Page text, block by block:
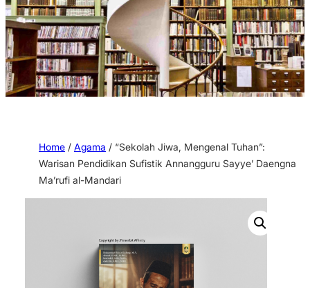
Home / Agama / “Sekolah Jiwa, Mengenal Tuhan”:
Warisan Pendidikan Sufistik Annangguru Sayye’ Daengna
Ma’rufi al-Mandari